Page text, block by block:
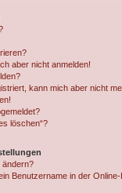
aber nicht anmelden!
kann mich aber nicht
löschen“?
ändern?
Benutzername in der